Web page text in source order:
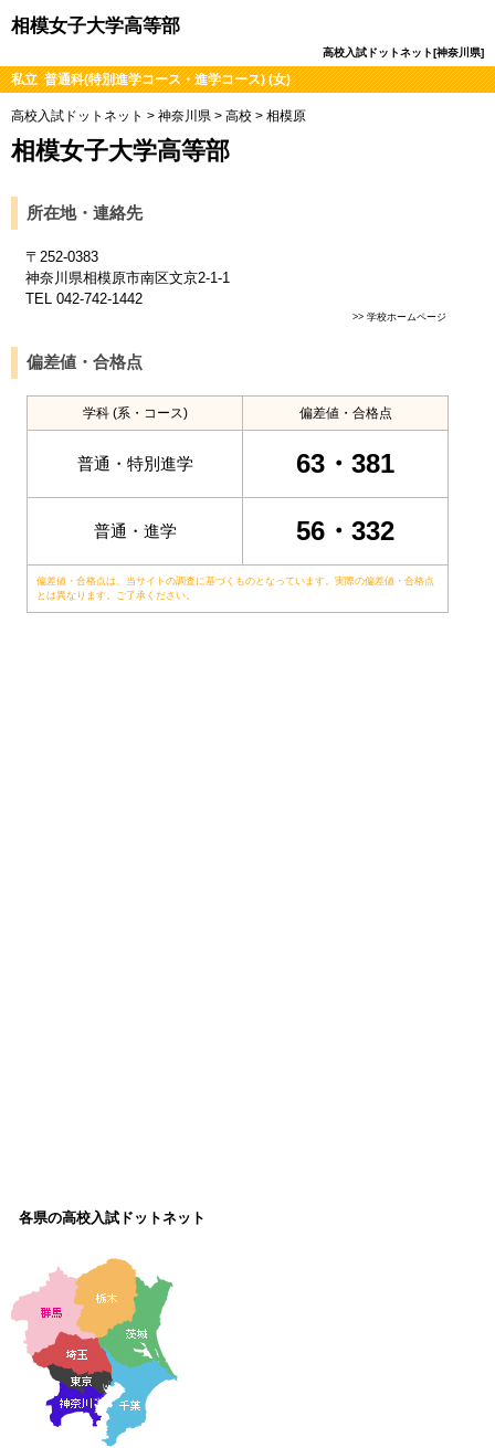
相模女子大学高等部
高校入試ドットネット[神奈川県]
私立 普通科(特別進学コース・進学コース) (女)
高校入試ドットネット > 神奈川県 > 高校 > 相模原
相模女子大学高等部
所在地・連絡先
〒252-0383
神奈川県相模原市南区文京2-1-1
TEL 042-742-1442
>>学校ホームページ
偏差値・合格点
学科 (系・コース) 偏差値・合格点
普通・特別進学 63・381
普通・進学 56・332
偏差値・合格点は、当サイトの調査に基づくものとなっています。実際の偏差値・合格点
とは異なります。ご了承ください。
各県の高校入試ドットネット